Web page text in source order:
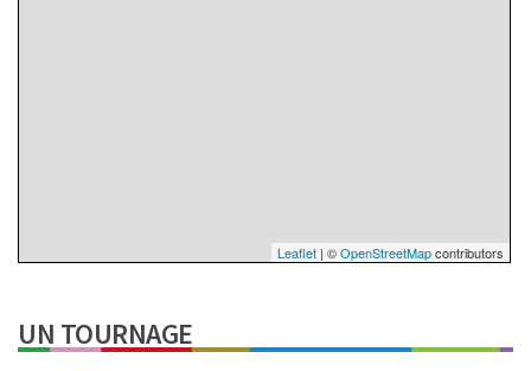
Leaflet| ©OpenStreetMapcontributors
UN TOURNAGE